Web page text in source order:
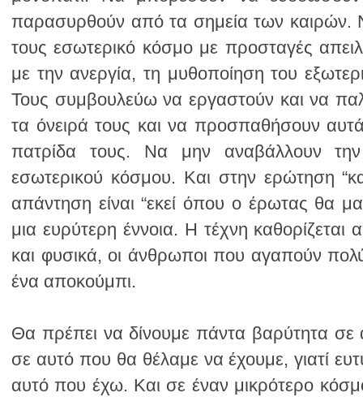
ένα αποκούμπι.